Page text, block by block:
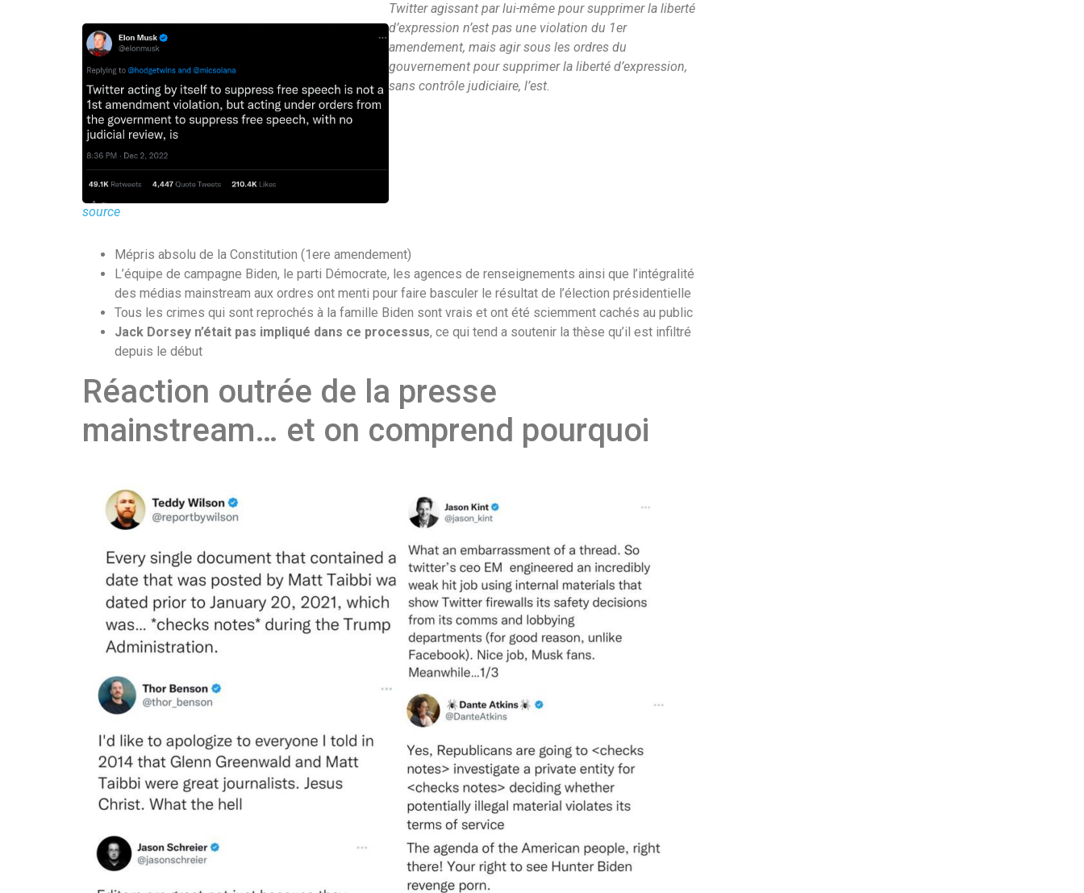
source
Twitter agissant par lui-même pour supprimer la liberté
d’expression n’est pas une violation du 1er
amendement, mais agir sous les ordres du
gouvernement pour supprimer la liberté d’expression,
sans contrôle judiciaire, l’est.
Mépris absolu de la Constitution (1ere amendement)
L’équipe de campagne Biden, le parti Démocrate, les agences de renseignements ainsi que l’intégralité
des médias mainstream aux ordres ont menti pour faire basculer le résultat de l’élection présidentielle
Tous les crimes qui sont reprochés à la famille Biden sont vrais et ont été sciemment cachés au public
Jack Dorsey n’était pas impliqué dans ce processus, ce qui tend a soutenir la thèse qu’il est infiltré
depuis le début
Réaction outrée de la presse
mainstream… et on comprend pourquoi